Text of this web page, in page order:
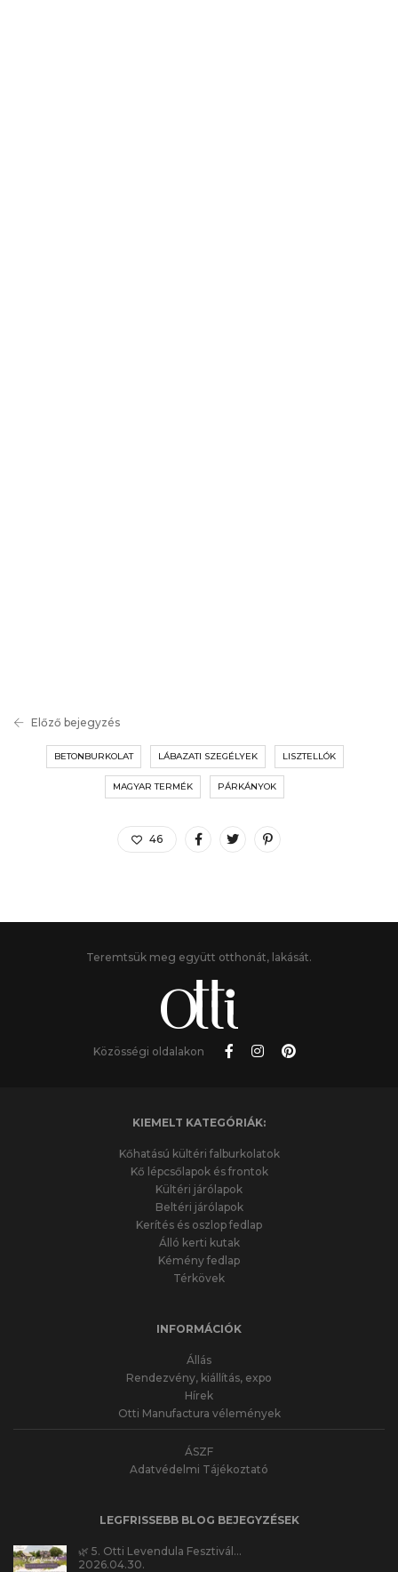
Előző bejegyzés
BETONBURKOLAT LÁBAZATI SZEGÉLYEK LISZTELLÓK
MAGYAR TERMÉK PÁRKÁNYOK
46
Teremtsük meg együtt otthonát, lakását.
Közösségi oldalakon
KIEMELT KATEGÓRIÁK:
Kőhatású kültéri falburkolatok
Kő lépcsőlapok és frontok
Kültéri járólapok
Beltéri járólapok
Kerítés és oszlop fedlap
Álló kerti kutak
Kémény fedlap
Térkövek
INFORMÁCIÓK
Állás
Rendezvény, kiállítás, expo
Hírek
Otti Manufactura vélemények
ÁSZF
Adatvédelmi Tájékoztató
LEGFRISSEBB BLOG BEJEGYZÉSEK
🌿 5. Otti Levendula Fesztivál…
2026.04.30.